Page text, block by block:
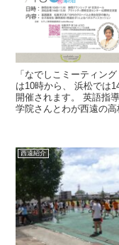
「なでしこミーティン
は10時から、 浜松では
開催されます。 英語指
学院さんとわが西遠の
西遠紹介